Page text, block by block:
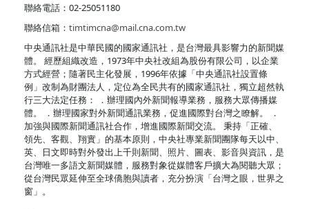
聯絡電話：02-25051180
聯絡信箱： timtimcna@mail.cna.com.tw
中央通訊社是中華民國的國家通訊社，是台灣最具影響力的新聞媒
體。 經歷組織改造，1973年中央社改組為股份有限公司，以企業
方式經營；隨著民主化發展，1996年依據「中央通訊社設置條
例」改制為財團法人，定位為全民共有的國家通訊社，獨立超然執
行三大法定任務： ．辦理國內外新聞報導業務，服務大眾傳播媒
體。 ．辦理國家對外新聞通訊業務，促進國際對台灣之瞭解。 ．
加強與國際新聞通訊社合作，增進國際新聞交流。 秉持「正確、
領先、客觀、翔實」的基本原則，中央社專業新聞團隊每天以中、
英、日文即時對外發出上千則新聞、照片、圖表、影音與資訊，是
台灣唯一多語文新聞媒體，服務對象從媒體客戶擴大為閱聽大眾；
從台灣民眾延伸至全球僑胞與讀者，充分扮演「台灣之眼，世界之
窗」。